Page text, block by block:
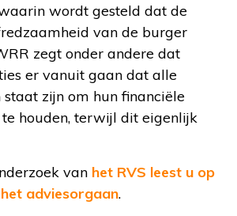
wordt gesteld dat de
van de burger
zegt onder andere dat
er vanuit gaan dat alle
zijn om hun financiële
houden, terwijl dit eigenlijk
van het RVS leest u op
adviesorgaan.